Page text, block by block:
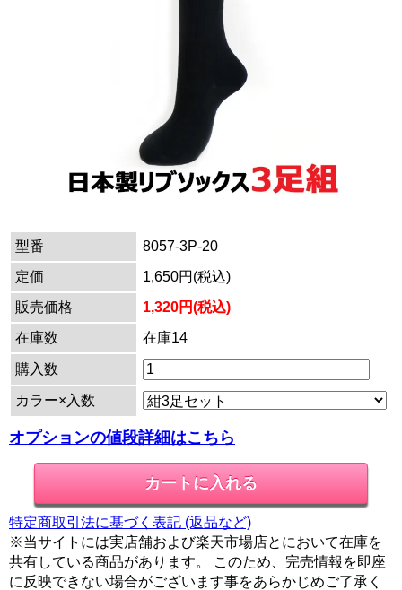
型番
8057-3P-20
定価
1,650円(税込)
販売価格
1,320円(税込)
在庫数
在庫14
購入数
カラー×入数
オプションの値段詳細はこちら
特定商取引法に基づく表記 (返品など)
※当サイトには実店舗および楽天市場店とにおいて在庫を
共有している商品があります。 このため、完売情報を即座
に反映できない場合がございます事をあらかじめご了承く